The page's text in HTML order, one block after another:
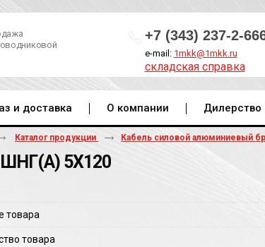
+7 (343) 237-2-
e-mail: 1mkk@1mkk.ru
складская справка
и доставка О компании Дилерство
Каталог продукции Кабель силовой алюминиевый
5Х120
товара
товара